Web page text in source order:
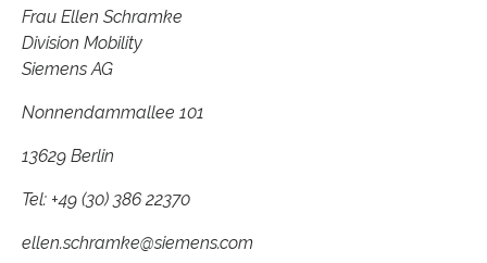
Frau Ellen Schramke
Division Mobility
Siemens AG
Nonnendammallee 101
13629 Berlin
Tel: +49 (30) 386 22370
ellen.schramke​@siemens.com